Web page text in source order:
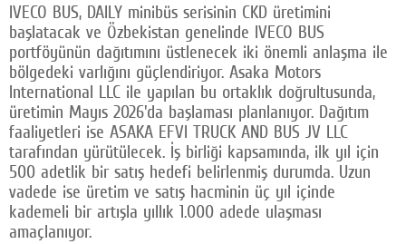
IVECO BUS, DAILY minibüs serisinin CKD üretimini
başlatacak ve Özbekistan genelinde IVECO BUS
portföyünün dağıtımını üstlenecek iki önemli anlaşma ile
bölgedeki varlığını güçlendiriyor. Asaka Motors
International LLC ile yapılan bu ortaklık doğrultusunda,
üretimin Mayıs 2026'da başlaması planlanıyor. Dağıtım
faaliyetleri ise ASAKA EFVI TRUCK AND BUS JV LLC
tarafından yürütülecek. İş birliği kapsamında, ilk yıl için
500 adetlik bir satış hedefi belirlenmiş durumda. Uzun
vadede ise üretim ve satış hacminin üç yıl içinde
kademeli bir artışla yıllık 1.000 adede ulaşması
amaçlanıyor.